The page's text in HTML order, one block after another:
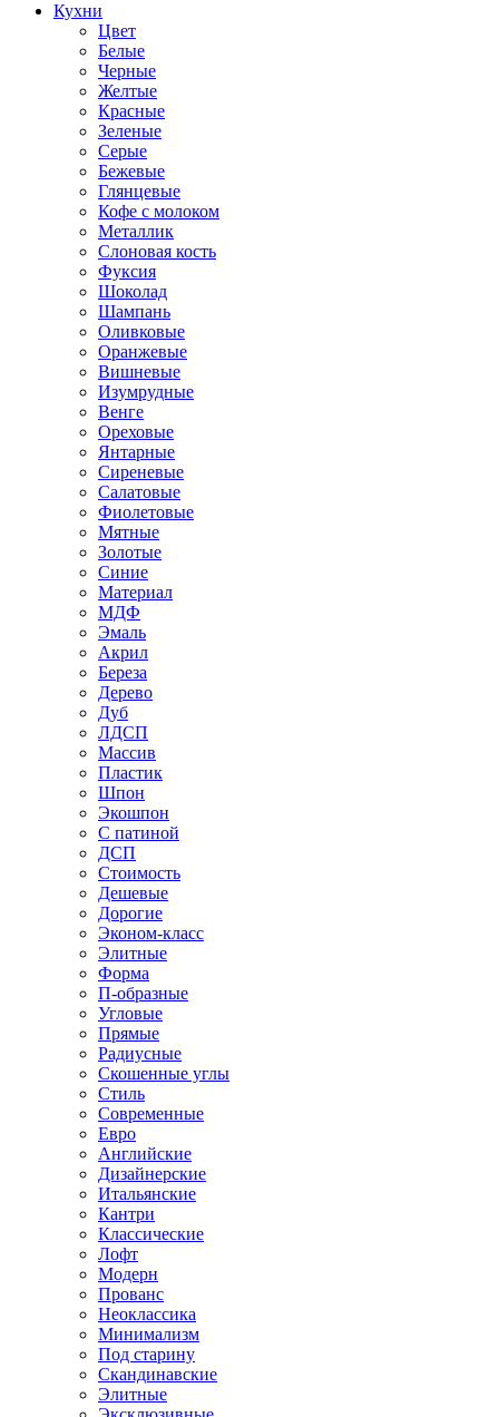
Кухни
Цвет
Белые
Черные
Желтые
Красные
Зеленые
Серые
Бежевые
Глянцевые
Кофе с молоком
Металлик
Слоновая кость
Фуксия
Шоколад
Шампань
Оливковые
Оранжевые
Вишневые
Изумрудные
Венге
Ореховые
Янтарные
Сиреневые
Салатовые
Фиолетовые
Мятные
Золотые
Синие
Материал
МДФ
Эмаль
Акрил
Береза
Дерево
Дуб
ЛДСП
Массив
Пластик
Шпон
Экошпон
С патиной
ДСП
Стоимость
Дешевые
Дорогие
Эконом-класс
Элитные
Форма
П-образные
Угловые
Прямые
Радиусные
Скошенные углы
Стиль
Современные
Евро
Английские
Дизайнерские
Итальянские
Кантри
Классические
Лофт
Модерн
Прованс
Неоклассика
Минимализм
Под старину
Скандинавские
Элитные